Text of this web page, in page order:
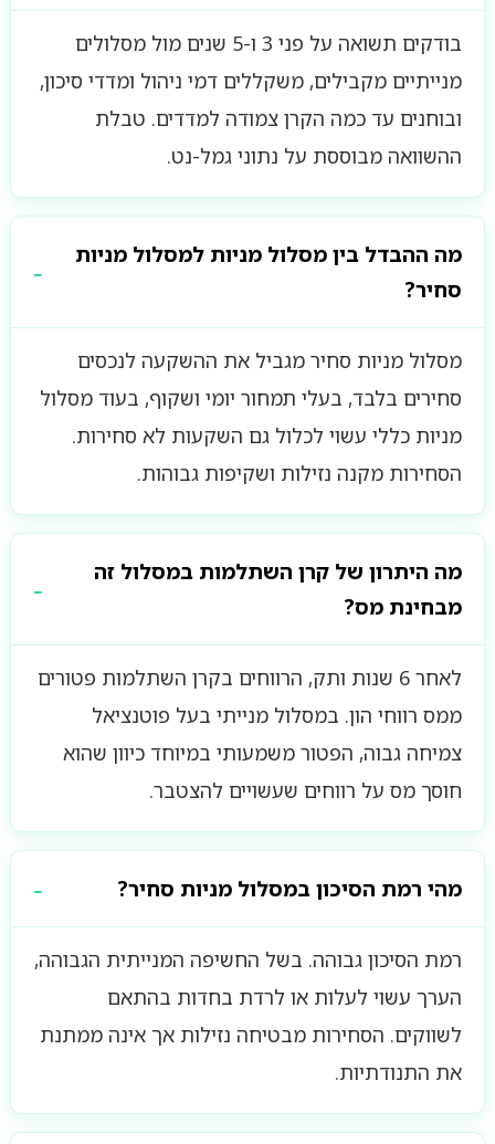
בודקים תשואה על פני 3 ו-5 שנים מול מסלולים
מנייתיים מקבילים, משקללים דמי ניהול ומדדי סיכון,
ובוחנים עד כמה הקרן צמודה למדדים. טבלת
ההשוואה מבוססת על נתוני גמל-נט.
מה ההבדל בין מסלול מניות למסלול מניות
סחיר?
מסלול מניות סחיר מגביל את ההשקעה לנכסים
סחירים בלבד, בעלי תמחור יומי ושקוף, בעוד מסלול
מניות כללי עשוי לכלול גם השקעות לא סחירות.
הסחירות מקנה נזילות ושקיפות גבוהות.
מה היתרון של קרן השתלמות במסלול זה
מבחינת מס?
לאחר 6 שנות ותק, הרווחים בקרן השתלמות פטורים
ממס רווחי הון. במסלול מנייתי בעל פוטנציאל
צמיחה גבוה, הפטור משמעותי במיוחד כיוון שהוא
חוסך מס על רווחים שעשויים להצטבר.
מהי רמת הסיכון במסלול מניות סחיר?
רמת הסיכון גבוהה. בשל החשיפה המנייתית הגבוהה,
הערך עשוי לעלות או לרדת בחדות בהתאם
לשווקים. הסחירות מבטיחה נזילות אך אינה ממתנת
את התנודתיות.